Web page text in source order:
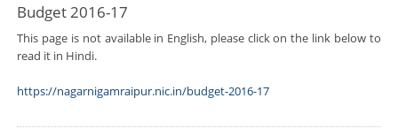
Budget 2016-17
This page is not available in English, please click on the link below to
read it in Hindi.
https://nagarnigamraipur.nic.in/budget-2016-17